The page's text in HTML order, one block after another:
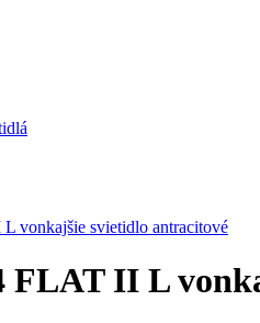
vonkajšie svietidlo antracitové
FLAT II L